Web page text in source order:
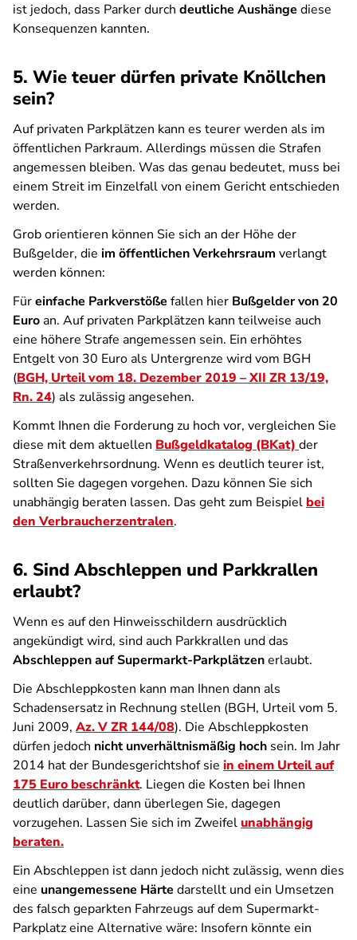
ist jedoch, dass Parker durch deutliche Aushänge diese
Konsequenzen kannten.
5. Wie teuer dürfen private Knöllchen
sein?
Auf privaten Parkplätzen kann es teurer werden als im
öffentlichen Parkraum. Allerdings müssen die Strafen
angemessen bleiben. Was das genau bedeutet, muss bei
einem Streit im Einzelfall von einem Gericht entschieden
werden.
Grob orientieren können Sie sich an der Höhe der
Bußgelder, die im öffentlichen Verkehrsraum verlangt
werden können:
Füreinfache Parkverstöße fallen hier Bußgelder von 20
Euroan. Auf privaten Parkplätzen kann teilweise auch
eine höhere Strafe angemessen sein. Ein erhöhtes
Entgelt von 30 Euro als Untergrenze wird vom BGH
(BGH, Urteil vom 18. Dezember 2019 – XII ZR 13/19,
Rn. 24) als zulässig angesehen.
Kommt Ihnen die Forderung zu hoch vor, vergleichen Sie
diese mit dem aktuellen Bußgeldkatalog (BKat) der
Straßenverkehrsordnung. Wenn es deutlich teurer ist,
sollten Sie dagegen vorgehen. Dazu können Sie sich
unabhängig beraten lassen. Das geht zum Beispiel bei
den Verbraucherzentralen.
6. Sind Abschleppen und Parkkrallen
erlaubt?
Wenn es auf den Hinweisschildern ausdrücklich
angekündigt wird, sind auch Parkkrallen und das
Abschleppen auf Supermarkt-Parkplätzenerlaubt.
Die Abschleppkosten kann man Ihnen dann als
Schadensersatz in Rechnung stellen (BGH, Urteil vom 5.
Juni 2009, Az. V ZR 144/08). Die Abschleppkosten
dürfen jedoch nicht unverhältnismäßig hoch sein. Im Jahr
2014 hat der Bundesgerichtshof sie in einem Urteil auf
175 Euro beschränkt. Liegen die Kosten bei Ihnen
deutlich darüber, dann überlegen Sie, dagegen
vorzugehen. Lassen Sie sich im Zweifelunabhängig
beraten.
Ein Abschleppen ist dann jedoch nicht zulässig, wenn dies
eine unangemessene Härte darstellt und ein Umsetzen
des falsch geparkten Fahrzeugs auf dem Supermarkt-
Parkplatz eine Alternative wäre: Insofern könnte ein